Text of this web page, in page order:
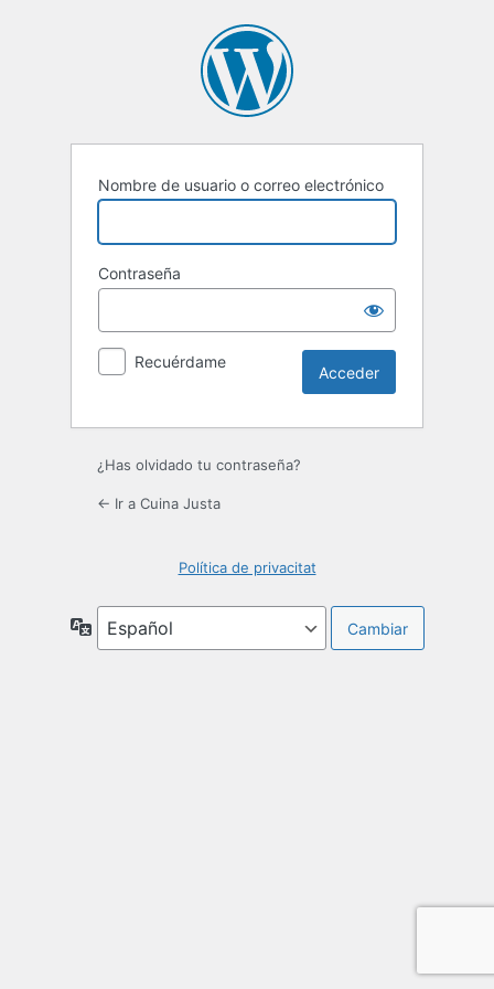
Nombre de usuario o correo electrónico
Contraseña
Recuérdame
¿Has olvidado tu contraseña?
← Ir a Cuina Justa
Política de privacitat
Idioma